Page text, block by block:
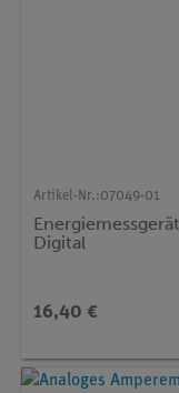
Artikel-Nr.:07049-01
Energiemessgerät
Digital
16,40 €